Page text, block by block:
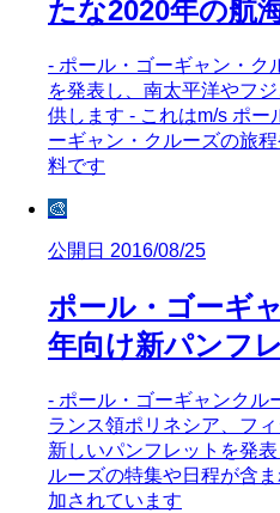
たな2020年の航
- ポール・ゴーギャン・ク
を発表し、南太平洋やフ
供します - これはm/s ポ
ーギャン・クルーズの旅
料です
🎨
公開日 2016/08/25
ポール・ゴーギ
年向け新パンフ
- ポール・ゴーギャンクル
ランス領ポリネシア、フ
新しいパンフレットを発
ルーズの特集や日程が含
加されています